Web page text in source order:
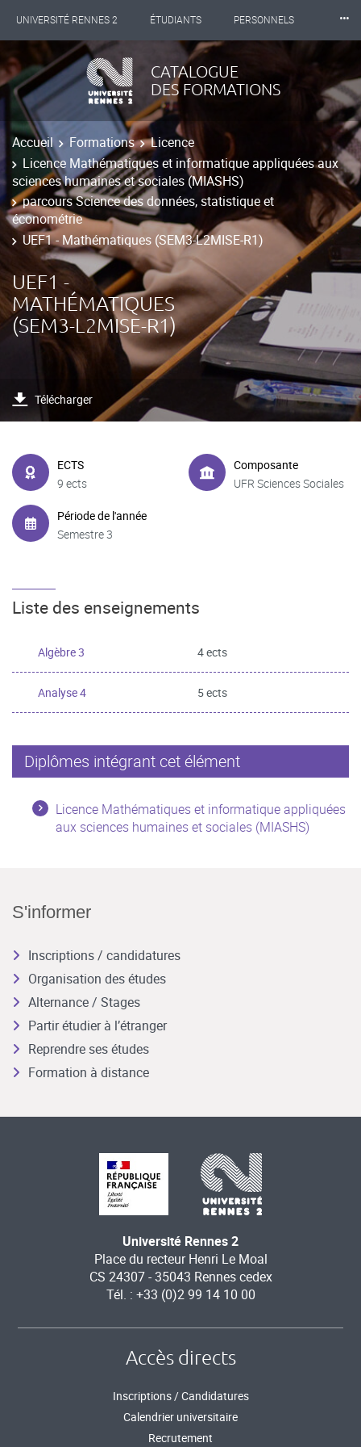
UNIVERSITÉ RENNES 2 ÉTUDIANTS PERSONNELS
INTERNATIONAL PROFESSIONNELS
LES NOUVELLES DE RENNES 2
⸱⸱⸱
CATALOGUE
DES FORMATIONS
Accueil Formations
Licence
Licence Mathématiques et informatique appliquées aux
sciences humaines et sociales (MIASHS)
parcours Science des données, statistique et
économétrie
UEF1 - Mathématiques (SEM3-L2MISE-R1)
UEF1 -
MATHÉMATIQUES
(SEM3-L2MISE-R1)
Télécharger
ECTS
9 ects
Composante
UFR Sciences Sociales
Période de l'année
Semestre 3
Liste des enseignements
Algèbre 3 4 ects
Analyse 4 5 ects
Diplômes intégrant cet élément
Licence Mathématiques et informatique appliquées
aux sciences humaines et sociales (MIASHS)
S'informer
Inscriptions / candidatures
Organisation des études
Alternance / Stages
Partir étudier à l’étranger
Reprendre ses études
Formation à distance
Université Rennes 2
Place du recteur Henri Le Moal
CS 24307 - 35043 Rennes cedex
Tél. : +33 (0)2 99 14 10 00
Accès directs
Inscriptions / Candidatures
Calendrier universitaire
Recrutement